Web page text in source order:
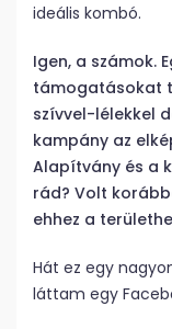
ideális kombó.
Igen, a számok.
támogatásokat
szívvel-lélekkel
kampány az
Alapítvány és a
rád? Volt
ehhez a
Hát ez egy
láttam egy